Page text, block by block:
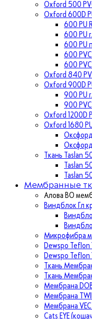
Oxford 500
Oxford 600D
600 PU
600 PU
600 PU
600
600
Oxford 840
Oxford 900D
900 PU
900 PVC
Oxford 1200D
Oxford 1680
Ткань Taslan
Taslan
Taslan
Мембранные
Алова ВО
Виндблок Гл
Микрофибра
Dewspo
Dewspo
Ткань
Ткань
Мембрана
Мембрана
Мембрана
Cats EYE